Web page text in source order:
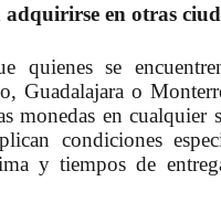
en otras
quienes se
Guadalajara o
monedas en cualquier
condiciones
y tiempos de